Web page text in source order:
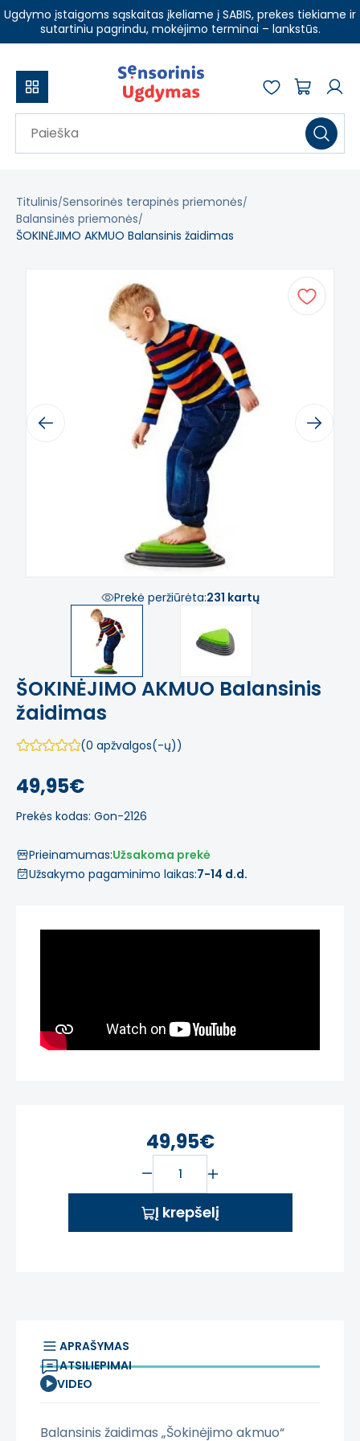
Ugdymo įstaigoms sąskaitas įkeliame į SABIS, prekes tiekiame ir
sutartiniu pagrindu, mokėjimo terminai – lankstūs.
Titulinis Sensorinės terapinės priemonės
Balansinės priemonės
ŠOKINĖJIMO AKMUO Balansinis žaidimas
Previous Next
Prekė peržiūrėta:231 kartų
ŠOKINĖJIMO AKMUO Balansinis
žaidimas
(0 apžvalgos(-ų))
49,95€
Prekės kodas: Gon-2126
Prieinamumas:Užsakoma prekė
Užsakymo pagaminimo laikas:7-14 d.d.
49,95€
Į krepšelį
APRAŠYMAS
ATSILIEPIMAI
VIDEO
Balansinis žaidimas „Šokinėjimo akmuo“